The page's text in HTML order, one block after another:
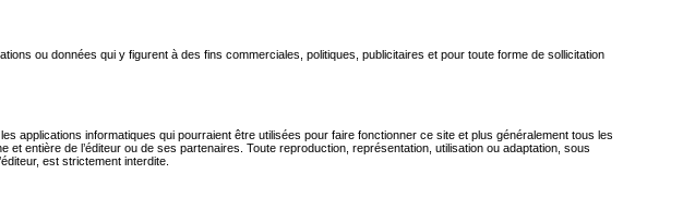
ou données qui y figurent à des fins commerciales, politiques, publicitaires et pour toute forme de sollicitation
applications informatiques qui pourraient être utilisées pour faire fonctionner ce site et plus généralement tous les
entière de l’éditeur ou de ses partenaires. Toute reproduction, représentation, utilisation ou adaptation, sous
est strictement interdite.